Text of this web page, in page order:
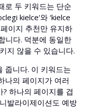
로 두 키워드는 단순
kielce'와 ‘kielce
이지 추천만 유지하
니다. 덕분에 동일한
지 않을 수 있습니다.
줍니다. 이 키워드는
나의 페이지가 여러
하나의 페이지를 겹
발라이제이션도 예방